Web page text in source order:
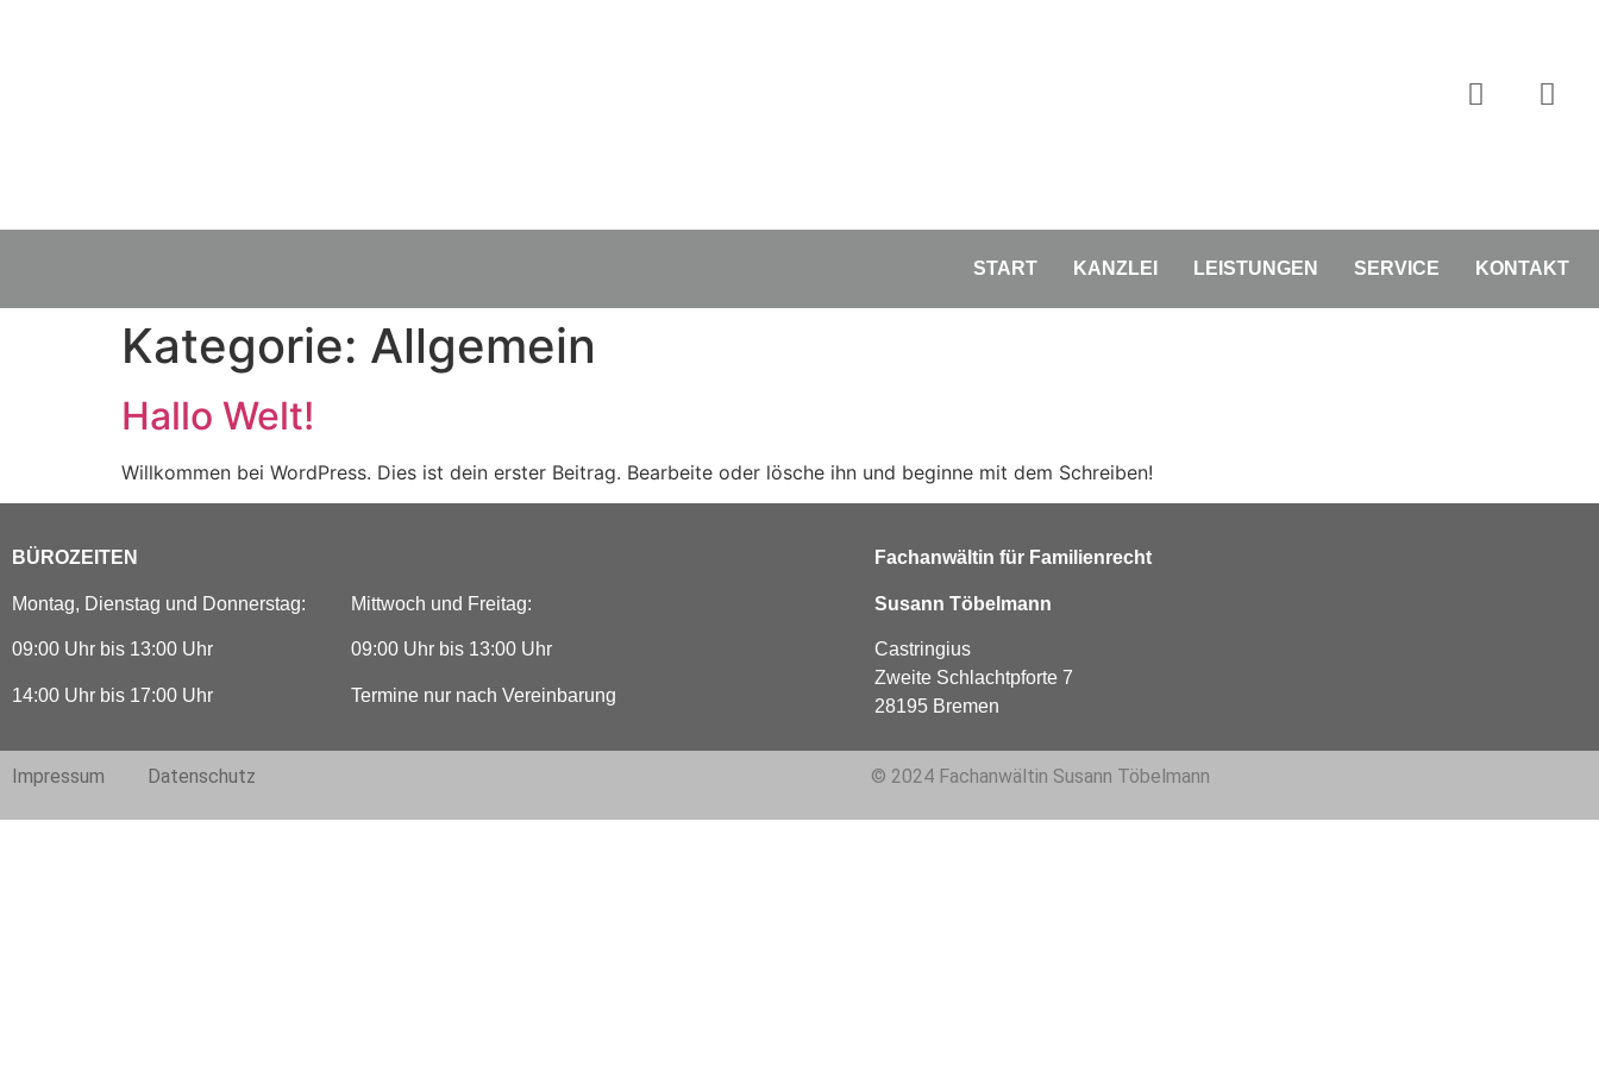
START KANZLEI LEISTUNGEN SERVICE KONTAKT
Kategorie: Allgemein
Hallo Welt!
Willkommen bei WordPress. Dies ist dein erster Beitrag. Bearbeite oder lösche ihn und beginne mit dem Schreiben!
BÜROZEITEN
Montag, Dienstag und Donnerstag:
09:00 Uhr bis 13:00 Uhr
14:00 Uhr bis 17:00 Uhr
Mittwoch und Freitag:
09:00 Uhr bis 13:00 Uhr
Termine nur nach Vereinbarung
Fachanwältin für Familienrecht
Susann Töbelmann
Castringius
Zweite Schlachtpforte 7
28195 Bremen
Impressum Datenschutz © 2024 Fachanwältin Susann Töbelmann